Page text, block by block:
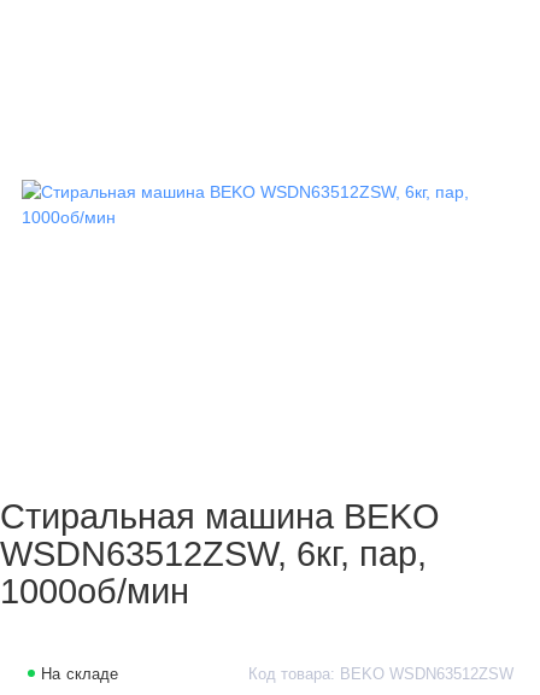
Стиральная машина BEKO
WSDN63512ZSW, 6кг, пар,
1000об/мин
На складе Код товара: BEKO WSDN63512ZSW